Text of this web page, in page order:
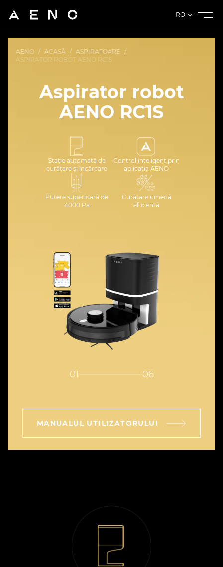
RO
AENO / ACASĂ / ASPIRATOARE /
ASPIRATOR ROBOT AENO RC1S
Aspirator robot
AENO RC1S
Stație automată de
curățare și încărcare
Control inteligent prin
aplicația AENO
Putere superioară de
4000 Pa
Curățare umedă
eficientă
01 06
MANUALUL UTILIZATORULUI